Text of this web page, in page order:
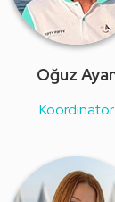
Oğuz
Koordinatör